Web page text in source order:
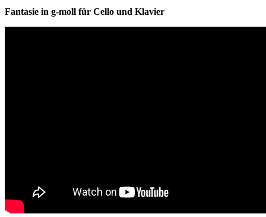
Fantasie in g-moll für Cello und Klavier